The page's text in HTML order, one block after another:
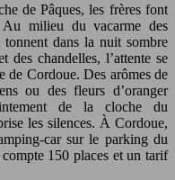
de Pâques, les frères font
milieu du vacarme des
dans la nuit sombre
des chandelles, l’attente se
de Cordoue. Des arômes de
ou des fleurs d’oranger
de la cloche du
les silences. À Cordoue,
car sur le parking du
150 places et un tarif